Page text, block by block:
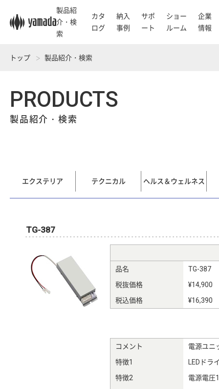
製品紹
介・検
索
カタ
ログ
納入
事例
サポ
ート
ショー
ルーム
企業
情報
トップ 製品紹介・検索
PRODUCTS
製品紹介・検索
エクステリア テクニカル ヘルス＆ウェルネス
TG-387
品名
TG-387
税抜価格
¥14,900
税込価格
¥16,390
コメント
電源ユニ
特徴1
LEDドラ
特徴2
電源電圧